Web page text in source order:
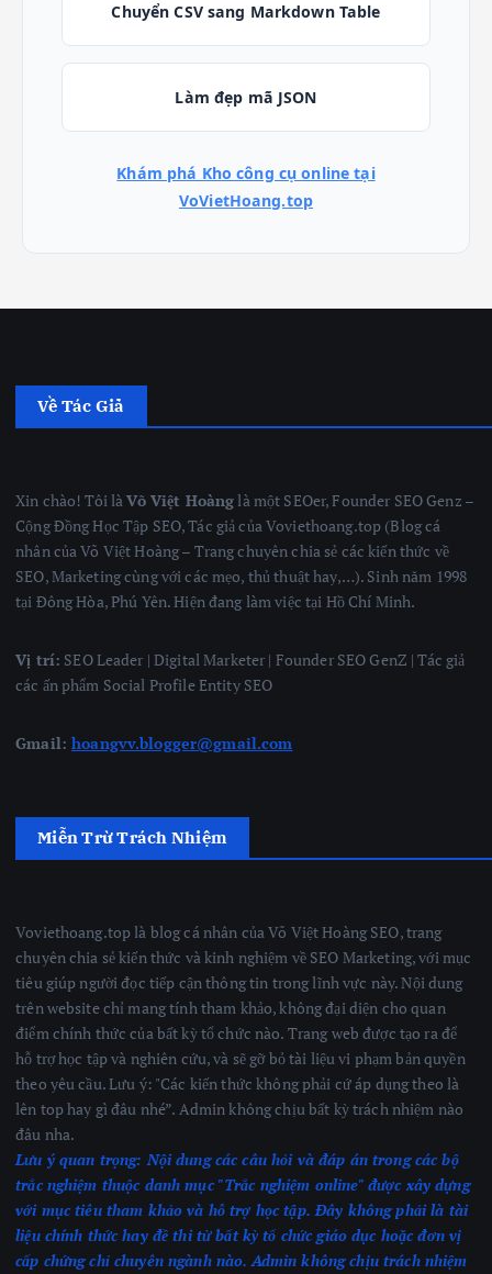
Chuyển CSV sang Markdown Table
Làm đẹp mã JSON
Khám phá Kho công cụ online tại
VoVietHoang.top
Về Tác Giả
Xin chào! Tôi làVõ Việt Hoànglà một SEOer, Founder SEO Genz –
Cộng Đồng Học Tập SEO, Tác giả của Voviethoang.top (Blog cá
nhân của Võ Việt Hoàng – Trang chuyên chia sẻ các kiến thức về
SEO, Marketing cùng với các mẹo, thủ thuật hay,…). Sinh năm 1998
tại Đông Hòa, Phú Yên. Hiện đang làm việc tại Hồ Chí Minh.
Vị trí: SEO Leader | Digital Marketer | Founder SEO GenZ | Tác giả
các ấn phẩm Social Profile Entity SEO
Gmail:hoangvv.blogger@gmail.com
Miễn Trừ Trách Nhiệm
Voviethoang.top là blog cá nhân của Võ Việt Hoàng SEO, trang
chuyên chia sẻ kiến thức và kinh nghiệm về SEO Marketing, với mục
tiêu giúp người đọc tiếp cận thông tin trong lĩnh vực này. Nội dung
trên website chỉ mang tính tham khảo, không đại diện cho quan
điểm chính thức của bất kỳ tổ chức nào. Trang web được tạo ra để
hỗ trợ học tập và nghiên cứu, và sẽ gỡ bỏ tài liệu vi phạm bản quyền
theo yêu cầu. Lưu ý: "Các kiến thức không phải cứ áp dụng theo là
lên top hay gì đâu nhé”. Admin không chịu bất kỳ trách nhiệm nào
đâu nha.
Lưu ý quan trọng: Nội dung các câu hỏi và đáp án trong các bộ
trắc nghiệm thuộc danh mục "Trắc nghiệm online" được xây dựng
với mục tiêu tham khảo và hỗ trợ học tập. Đây không phải là tài
liệu chính thức hay đề thi từ bất kỳ tổ chức giáo dục hoặc đơn vị
cấp chứng chỉ chuyên ngành nào. Admin không chịu trách nhiệm